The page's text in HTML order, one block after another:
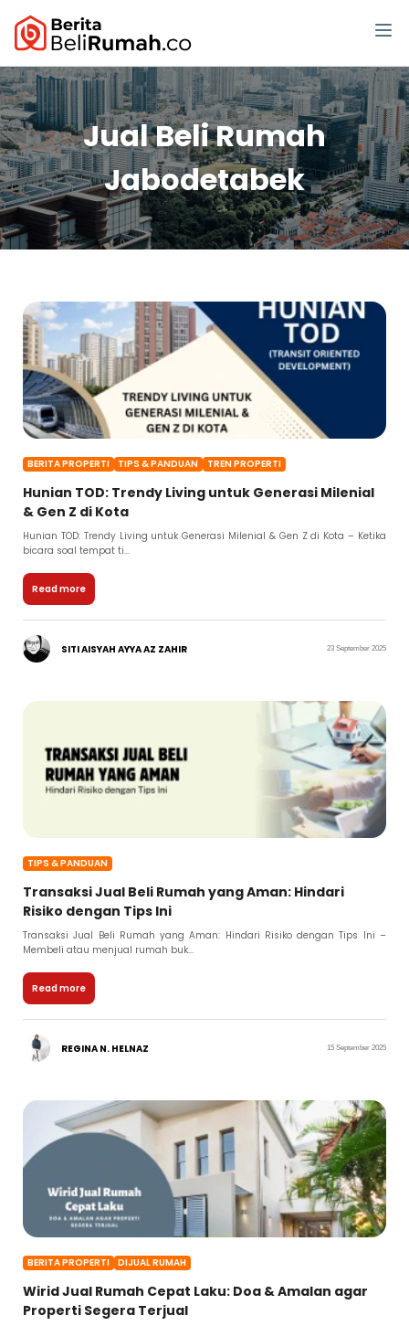
Jual Beli Rumah
Jabodetabek
BERITA PROPERTI TIPS & PANDUAN TREN PROPERTI
Hunian TOD: Trendy Living untuk Generasi Milenial
& Gen Z di Kota
Hunian TOD: Trendy Living untuk Generasi Milenial & Gen Z di Kota – Ketika
bicara soal tempat ti...
Read more
SITI AISYAH AYYA AZ ZAHIR 23 September 2025
TIPS & PANDUAN
Transaksi Jual Beli Rumah yang Aman: Hindari
Risiko dengan Tips Ini
Transaksi Jual Beli Rumah yang Aman: Hindari Risiko dengan Tips Ini –
Membeli atau menjual rumah buk...
Read more
REGINA N. HELNAZ 15 September 2025
BERITA PROPERTI DIJUAL RUMAH
Wirid Jual Rumah Cepat Laku: Doa & Amalan agar
Properti Segera Terjual